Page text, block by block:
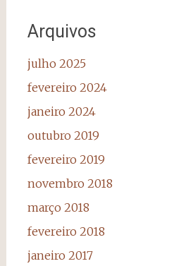
Arquivos
julho 2025
fevereiro 2024
janeiro 2024
outubro 2019
fevereiro 2019
novembro 2018
março 2018
fevereiro 2018
janeiro 2017